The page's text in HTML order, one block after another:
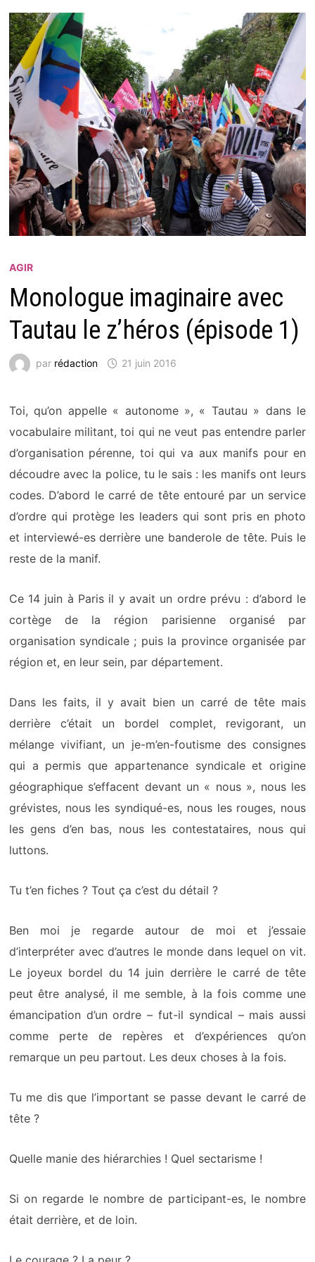
AGIR
Monologue imaginaire avec
Tautau le z’héros (épisode 1)
par rédaction 21 juin 2016
Toi, qu’on appelle « autonome », « Tautau » dans le
vocabulaire militant, toi qui ne veut pas entendre parler
d’organisation pérenne, toi qui va aux manifs pour en
découdre avec la police, tu le sais : les manifs ont leurs
codes. D’abord le carré de tête entouré par un service
d’ordre qui protège les leaders qui sont pris en photo
et interviewé-es derrière une banderole de tête. Puis le
reste de la manif.
Ce 14 juin à Paris il y avait un ordre prévu : d’abord le
cortège de la région parisienne organisé par
organisation syndicale ; puis la province organisée par
région et, en leur sein, par département.
Dans les faits, il y avait bien un carré de tête mais
derrière c’était un bordel complet, revigorant, un
mélange vivifiant, un je-m’en-foutisme des consignes
qui a permis que appartenance syndicale et origine
géographique s’effacent devant un « nous », nous les
grévistes, nous les syndiqué-es, nous les rouges, nous
les gens d’en bas, nous les contestataires, nous qui
luttons.
Tu t’en fiches ? Tout ça c’est du détail ?
Ben moi je regarde autour de moi et j’essaie
d’interpréter avec d’autres le monde dans lequel on vit.
Le joyeux bordel du 14 juin derrière le carré de tête
peut être analysé, il me semble, à la fois comme une
émancipation d’un ordre – fut-il syndical – mais aussi
comme perte de repères et d’expériences qu’on
remarque un peu partout. Les deux choses à la fois.
Tu me dis que l’important se passe devant le carré de
tête ?
Quelle manie des hiérarchies ! Quel sectarisme !
Si on regarde le nombre de participant-es, le nombre
était derrière, et de loin.